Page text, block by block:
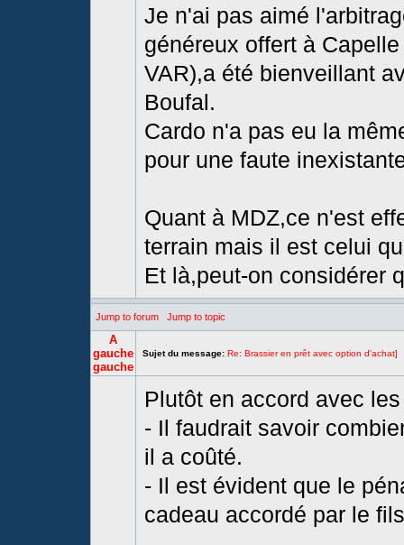
Je n'ai pas aimé
généreux offert à
VAR),a été bienveillant
Boufal.
Cardo n'a pas eu la
pour une faute
Quant à MDZ,ce n'est
terrain mais il est celui
Et là,peut-on considérer
Jump to forum Jump to topic
A
gauche
gauche
Sujet du message: Re: Brassier en prêt avec option d'achat]
Plutôt en accord avec
- Il faudrait savoir
il a coûté.
- Il est évident que le
cadeau accordé par le